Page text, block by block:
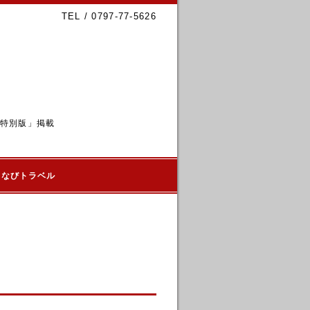
TEL / 0797-77-5626
別版」掲載
びトラベル